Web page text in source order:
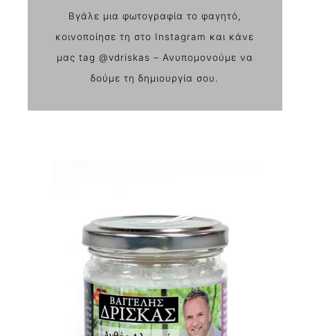
Βγάλε μια φωτογραφία το φαγητό,
κοινοποίησε τη στο Instagram και κάνε
μας tag @vdriskas – Ανυπομονούμε να
δούμε τη δημιουργία σου.